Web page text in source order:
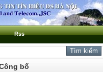
Rss
bố